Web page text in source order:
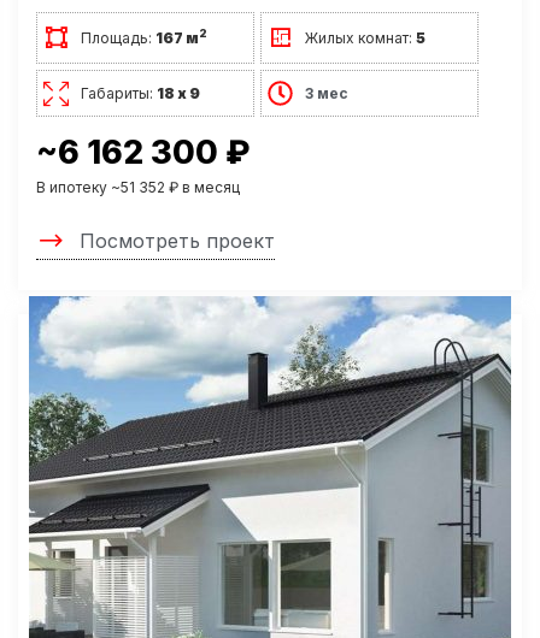
Площадь: 167 м2 Жилых комнат:5
Габариты: 18 х 9 3 мес
~6 162 300 ₽
В ипотеку ~51 352 ₽ в месяц
Посмотреть проект